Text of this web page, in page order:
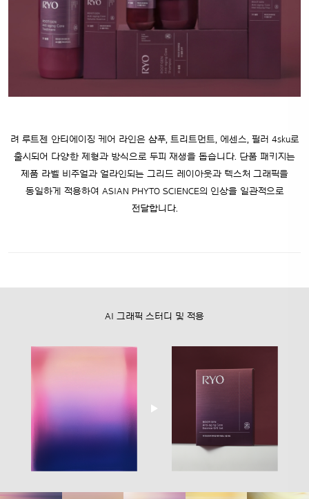
려 루트젠 안티에이징 케어 라인은 샴푸, 트리트먼트, 에센스, 필러 4sku로
출시되어 다양한 제형과 방식으로 두피 재생을 돕습니다. 단품 패키지는
제품 라벨 비주얼과 얼라인되는 그리드 레이아웃과 텍스처 그래픽을
동일하게 적용하여 ASIAN PHYTO SCIENCE의 인상을일관적으로
전달합니다.
AI 그래픽 스터디 및 적용